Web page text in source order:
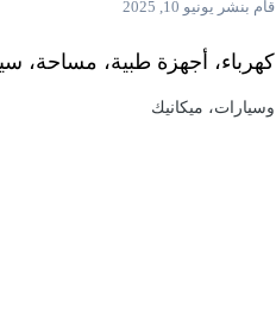
قام بنشر يونيو 10, 2025
كهرباء، أجهزة طبية، مساحة،
وسيارات، ميكانيك